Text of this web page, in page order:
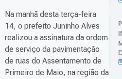
Na manhã desta terça-feira
14, o prefeito Juninho Alves
realizou a assinatura da ordem
de serviço da pavimentação
de ruas do Assentamento de
Primeiro de Maio, na região da